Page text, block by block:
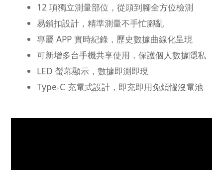
12 項獨立測量部位，從頭到腳全方位檢測
易鎖扣設計，精準測量不手忙腳亂
專屬 APP 實時紀錄，歷史數據曲線化呈現
可新增多台手機共享使用，保護個人數據隱私
LED 螢幕顯示，數據即測即現
Type-C 充電式設計，即充即用免煩惱沒電池